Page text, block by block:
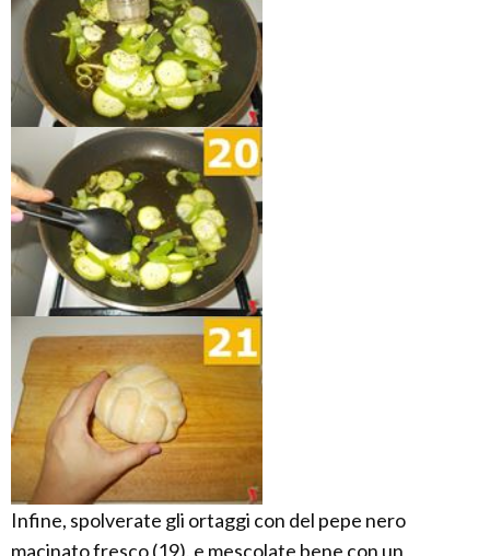
Infine, spolverate gli ortaggi con del pepe nero
macinato fresco (19), e mescolate bene con un